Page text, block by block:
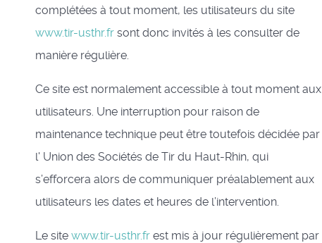
complétées à tout moment, les utilisateurs du site
www.tir-usthr.fr sont donc invités à les consulter de
manière régulière.
Ce site est normalement accessible à tout moment aux
utilisateurs. Une interruption pour raison de
maintenance technique peut être toutefois décidée par
l' Union des Sociétés de Tir du Haut-Rhin, qui
s’efforcera alors de communiquer préalablement aux
utilisateurs les dates et heures de l’intervention.
Le site www.tir-usthr.fr est mis à jour régulièrement par